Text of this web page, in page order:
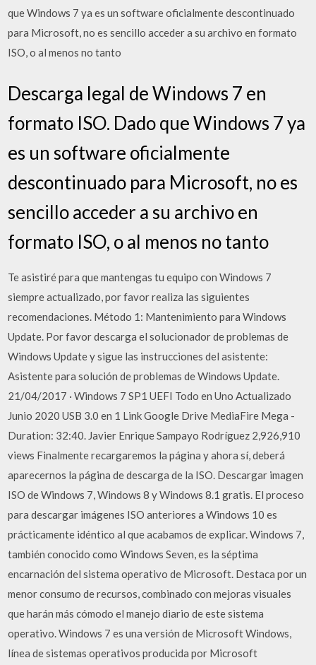
que Windows 7 ya es un software oficialmente descontinuado
para Microsoft, no es sencillo acceder a su archivo en formato
ISO, o al menos no tanto
Descarga legal de Windows 7 en
formato ISO. Dado que Windows 7 ya
es un software oficialmente
descontinuado para Microsoft, no es
sencillo acceder a su archivo en
formato ISO, o al menos no tanto
Te asistiré para que mantengas tu equipo con Windows 7
siempre actualizado, por favor realiza las siguientes
recomendaciones. Método 1: Mantenimiento para Windows
Update. Por favor descarga el solucionador de problemas de
Windows Update y sigue las instrucciones del asistente:
Asistente para solución de problemas de Windows Update.
21/04/2017 · Windows 7 SP1 UEFI Todo en Uno Actualizado
Junio 2020 USB 3.0 en 1 Link Google Drive MediaFire Mega -
Duration: 32:40. Javier Enrique Sampayo Rodríguez 2,926,910
views Finalmente recargaremos la página y ahora sí, deberá
aparecernos la página de descarga de la ISO. Descargar imagen
ISO de Windows 7, Windows 8 y Windows 8.1 gratis. El proceso
para descargar imágenes ISO anteriores a Windows 10 es
prácticamente idéntico al que acabamos de explicar. Windows 7,
también conocido como Windows Seven, es la séptima
encarnación del sistema operativo de Microsoft. Destaca por un
menor consumo de recursos, combinado con mejoras visuales
que harán más cómodo el manejo diario de este sistema
operativo. Windows 7 es una versión de Microsoft Windows,
línea de sistemas operativos producida por Microsoft